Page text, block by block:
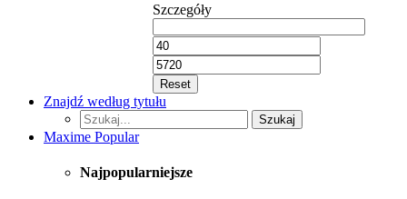
Szczegóły
Reset
Znajdź według tytułu
Szukaj...
Szukaj
Maxime Popular
Najpopularniejsze